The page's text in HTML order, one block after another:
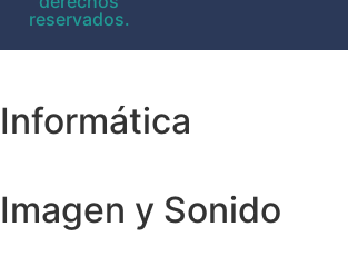
reservados.
Informática
Imagen y Sonido